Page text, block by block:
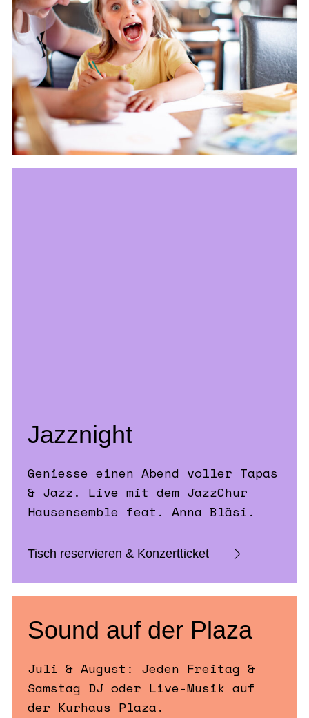
Sound auf der Plaza
Juli & August: Jeden Freitag &
Samstag DJ oder Live-Musik auf
der Kurhaus Plaza.
Jazznight
Geniesse einen Abend voller Tapas
& Jazz. Live mit dem JazzChur
Hausensemble feat. Anna Bläsi.
Tisch reservieren & Konzertticket